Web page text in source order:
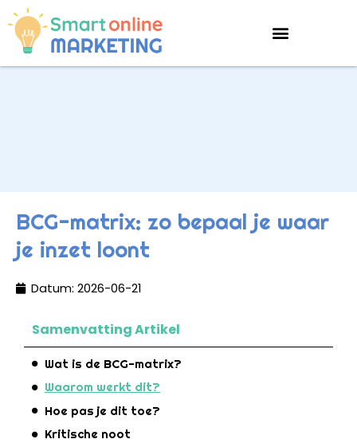
BCG-matrix: zo bepaal je waar
je inzet loont
Datum: 2026-06-21
Samenvatting Artikel
Wat is de BCG-matrix?
Waarom werkt dit?
Hoe pas je dit toe?
Kritische noot